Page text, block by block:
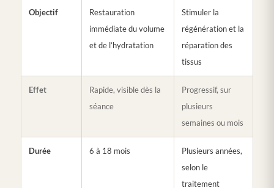
Objectif
Restauration
immédiate du volume
et de l’hydratation
Stimuler la
régénération et la
réparation des
tissus
Effet
Rapide, visible dès la
séance
Progressif, sur
plusieurs
semaines ou mois
Durée 6 à 18 mois
Plusieurs années,
selon le
traitement